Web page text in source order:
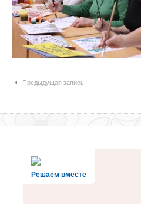
Навигация по статьям
Предыдущая запись
Решаем вместе